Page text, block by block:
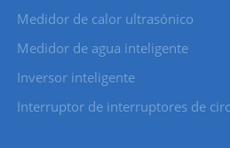
Medidor de calor ultrasónico
Medidor de agua inteligente
Inversor inteligente
Interruptor de interruptores de